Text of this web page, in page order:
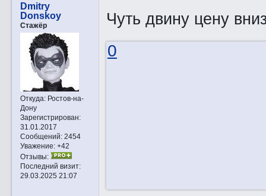
Dmitry
Donskoy
Стажёр
Откуда:Ростов-на-
Дону
Зарегистрирован:
31.01.2017
Сообщений:2454
Уважение: +42
Отзывы:
Последний визит:
29.03.2025 21:07
Чуть двину цену
0